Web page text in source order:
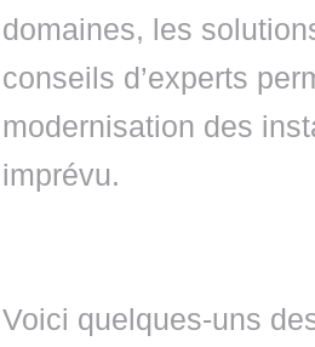
domaines, les
conseils d’experts
modernisation des
imprévu.
Voici quelques-uns